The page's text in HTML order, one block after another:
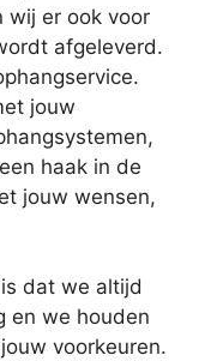
wij er ook voor
afgeleverd.
jouw
haak in de
jouw wensen,
dat we altijd
en we houden
voorkeuren.